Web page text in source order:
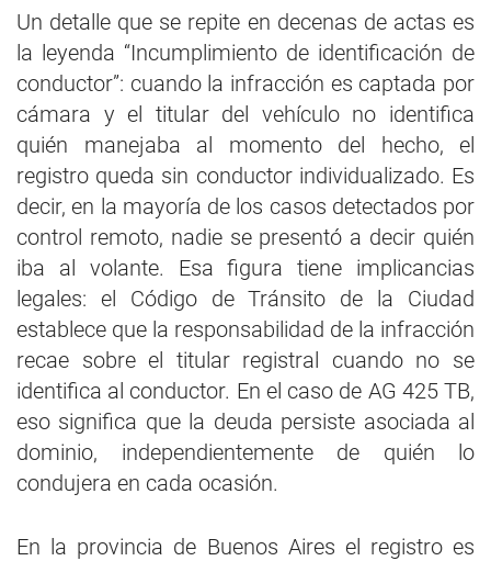
Un detalle que se repite en decenas de actas es
la leyenda “Incumplimiento de identificación de
conductor”: cuando la infracción es captada por
cámara y el titular del vehículo no identifica
quién manejaba al momento del hecho, el
registro queda sin conductor individualizado. Es
decir, en la mayoría de los casos detectados por
control remoto, nadie se presentó a decir quién
iba al volante. Esa figura tiene implicancias
legales: el Código de Tránsito de la Ciudad
establece que la responsabilidad de la infracción
recae sobre el titular registral cuando no se
identifica al conductor. En el caso de AG 425 TB,
eso significa que la deuda persiste asociada al
dominio, independientemente de quién lo
condujera en cada ocasión.
En la provincia de Buenos Aires el registro es